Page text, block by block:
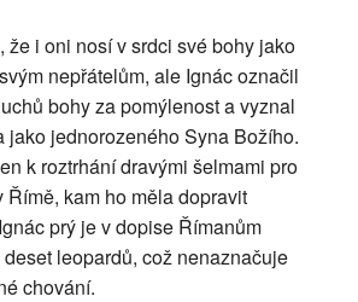
že i oni nosí v srdci své bohy jako
nepřátelům, ale Ignác označil
bohy za pomýlenost a vyznal
jako jednorozeného Syna Božího.
k roztrhání dravými šelmami pro
kam ho měla dopravit
prý je v dopise Římanům
leopardů, což nenaznačuje
chování.